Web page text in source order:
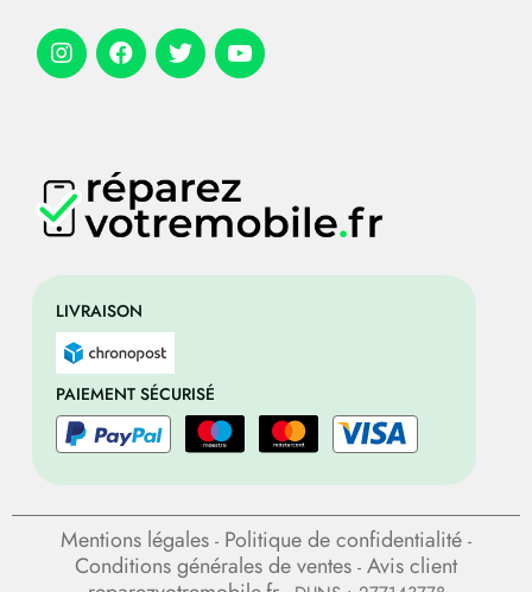
LIVRAISON
PAIEMENT SÉCURISÉ
Mentions légales - Politique de confidentialité -
Conditions générales de ventes - Avis client